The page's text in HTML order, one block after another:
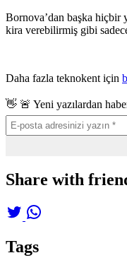
Bornova’dan başka hiçbir
kira verebilirmiş gibi
Daha fazla teknokent için
👋 🚨 Yeni yazılardan
Share with
Tags